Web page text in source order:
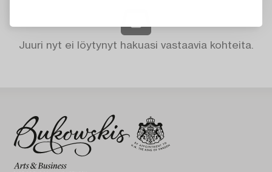
Juuri nyt ei löytynyt hakuasi vastaavia kohteita.